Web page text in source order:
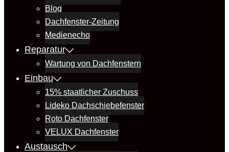
Blog
Dachfenster-Zeitung
Medienecho
Reparatur
Wartung von Dachfenstern
Einbau
15% staatlicher Zuschuss
Lideko Dachschiebefenster
Roto Dachfenster
VELUX Dachfenster
Austausch